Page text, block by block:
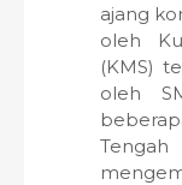
ajang
oleh
(KMS)
oleh